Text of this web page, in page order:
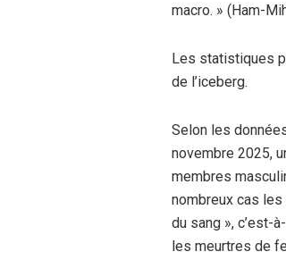
macro. » (Ham-
Les statistiques
de l’iceberg.
Selon les
novembre 2025,
membres
nombreux cas les
du sang », c’est-
les meurtres de